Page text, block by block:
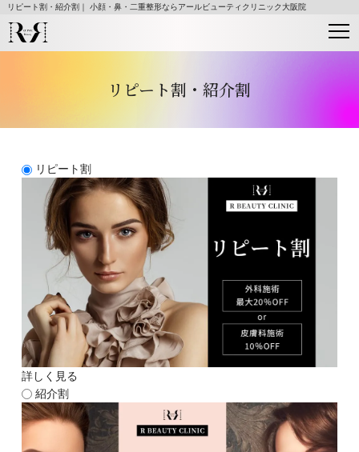
リピート割・紹介割｜ 小顔・鼻・二重整形ならアールビューティクリニック大阪院
リピート割・紹介割
リピート割
詳しく見る
紹介割